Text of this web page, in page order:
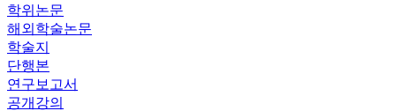
학위논문
해외학술논문
학술지
단행본
연구보고서
공개강의